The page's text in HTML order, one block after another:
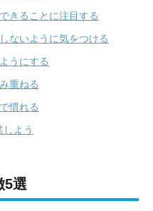
きることに注目する
ないように気をつける
うにする
重ねる
慣れる
よう
5選